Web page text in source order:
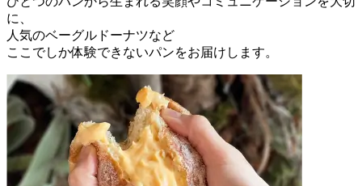
に、
人気のベーグルドーナツなど
ここでしか体験できないパンをお届けします。